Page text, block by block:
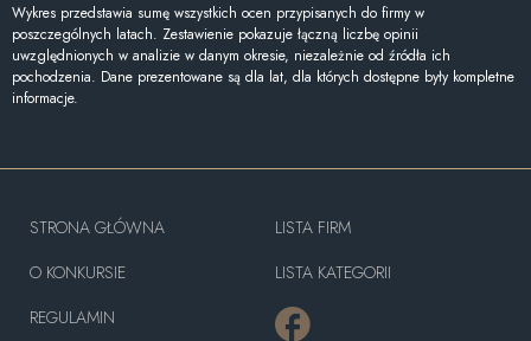
Wykres przedstawia sumę wszystkich ocen przypisanych do firmy w
poszczególnych latach. Zestawienie pokazuje łączną liczbę opinii
uwzględnionych w analizie w danym okresie, niezależnie od źródła ich
pochodzenia. Dane prezentowane są dla lat, dla których dostępne były kompletne
informacje.
STRONA GŁÓWNA
O KONKURSIE
REGULAMIN
LISTA FIRM
LISTA KATEGORII